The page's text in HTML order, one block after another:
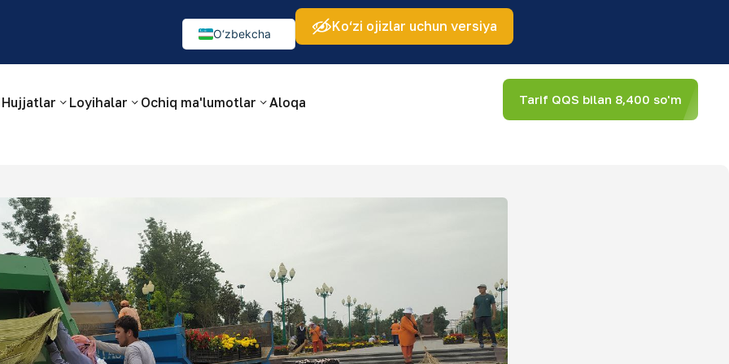
Изображения: 👁
O‘zbekcha
Русский
Ko‘zi ojizlar uchun versiya
Hujjatlar Loyihalar Ochiq ma'lumotlar Aloqa Tarif QQS bilan 8,400 so'm